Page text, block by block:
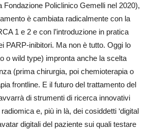
Fondazione Policlinico Gemelli nel 2020),
è cambiata radicalmente con la
1 e 2 e con l’introduzione in pratica
PARP-inibitori. Ma non è tutto. Oggi lo
o wild type) impronta anche la scelta
(prima chirurgia, poi chemioterapia o
frontline. E il futuro del trattamento del
di strumenti di ricerca innovativi
e, più in là, dei cosiddetti ‘digital
digitali del paziente sui quali testare